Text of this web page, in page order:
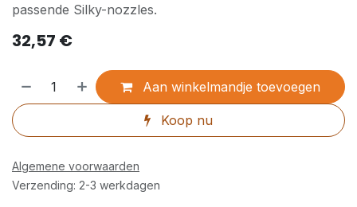
passende Silky-nozzles.
32,57 €
Aan winkelmandje toevoegen
Koop nu
Algemene voorwaarden
Verzending: 2-3 werkdagen